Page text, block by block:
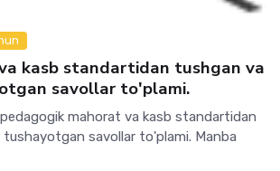
kasb standartidan tushgan va
savollar to'plami.
mahorat va kasb standartidan
savollar to'plami. Manba